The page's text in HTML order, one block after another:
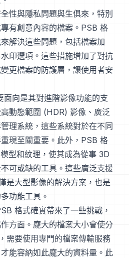
性與隱私問題與生俱來，特別
有創意內容的檔案。PSB 格
解決這些問題，包括檔案加
印選項。這些措施增加了對抗
更檔案的防護層，讓使用者安
面向是其對進階影像功能的支
動態範圍 (HDR) 影像、廣泛
理系統，這些系統對於在不同
現至關重要。此外，PSB 格
型和紋理，使其成為從事 3D
可或缺的工具。這些廣泛支援
是大型影像的解決方案，也是
功能工具。
格式確實帶來了一些挑戰，
方面。龐大的檔案大小會使分
需要使用專門的檔案傳輸服務
能容納如此龐大的資料量。此